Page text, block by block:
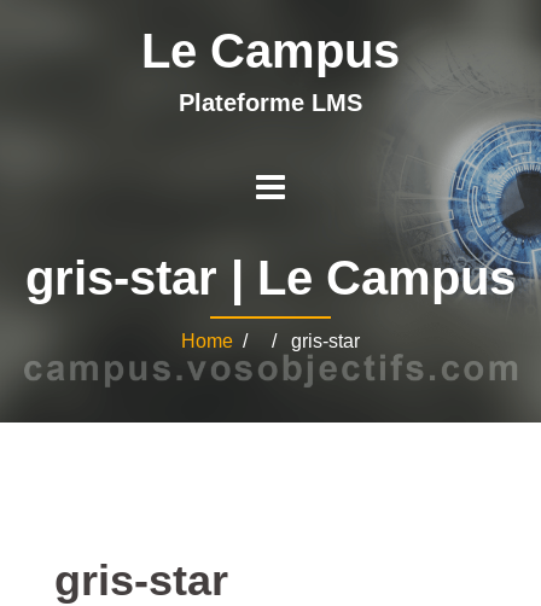
Le Campus
Plateforme LMS
gris-star | Le Campus
Home / / gris-star
gris-star